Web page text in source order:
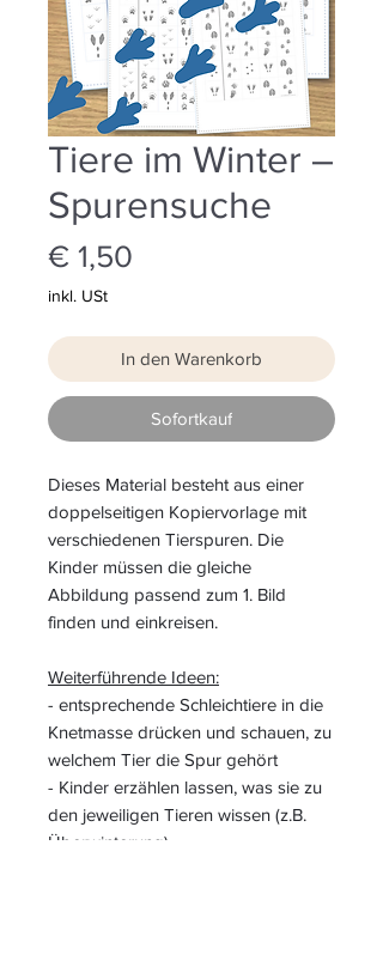
Tiere im Winter –
Spurensuche
€ 1,50
inkl. USt
In den Warenkorb
Sofortkauf
Dieses Material besteht aus einer
doppelseitigen Kopiervorlage mit
verschiedenen Tierspuren. Die
Kinder müssen die gleiche
Abbildung passend zum 1. Bild
finden und einkreisen.
Weiterführende Ideen:
- entsprechende Schleichtiere in die
Knetmasse drücken und schauen, zu
welchem Tier die Spur gehört
- Kinder erzählen lassen, was sie zu
den jeweiligen Tieren wissen (z.B.
Überwinterung)